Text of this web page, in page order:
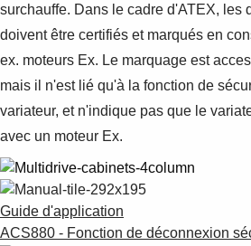
Suggestions
Products
surchauffe. Dans le cadre d'ATEX, les
doivent être certifiés et marqués en
ex. moteurs Ex. Le marquage est
mais il n'est lié qu'à la fonction de
variateur, et n'indique pas que le
avec un moteur Ex.
Guide d'application
ACS880 - Fonction de déconnexion